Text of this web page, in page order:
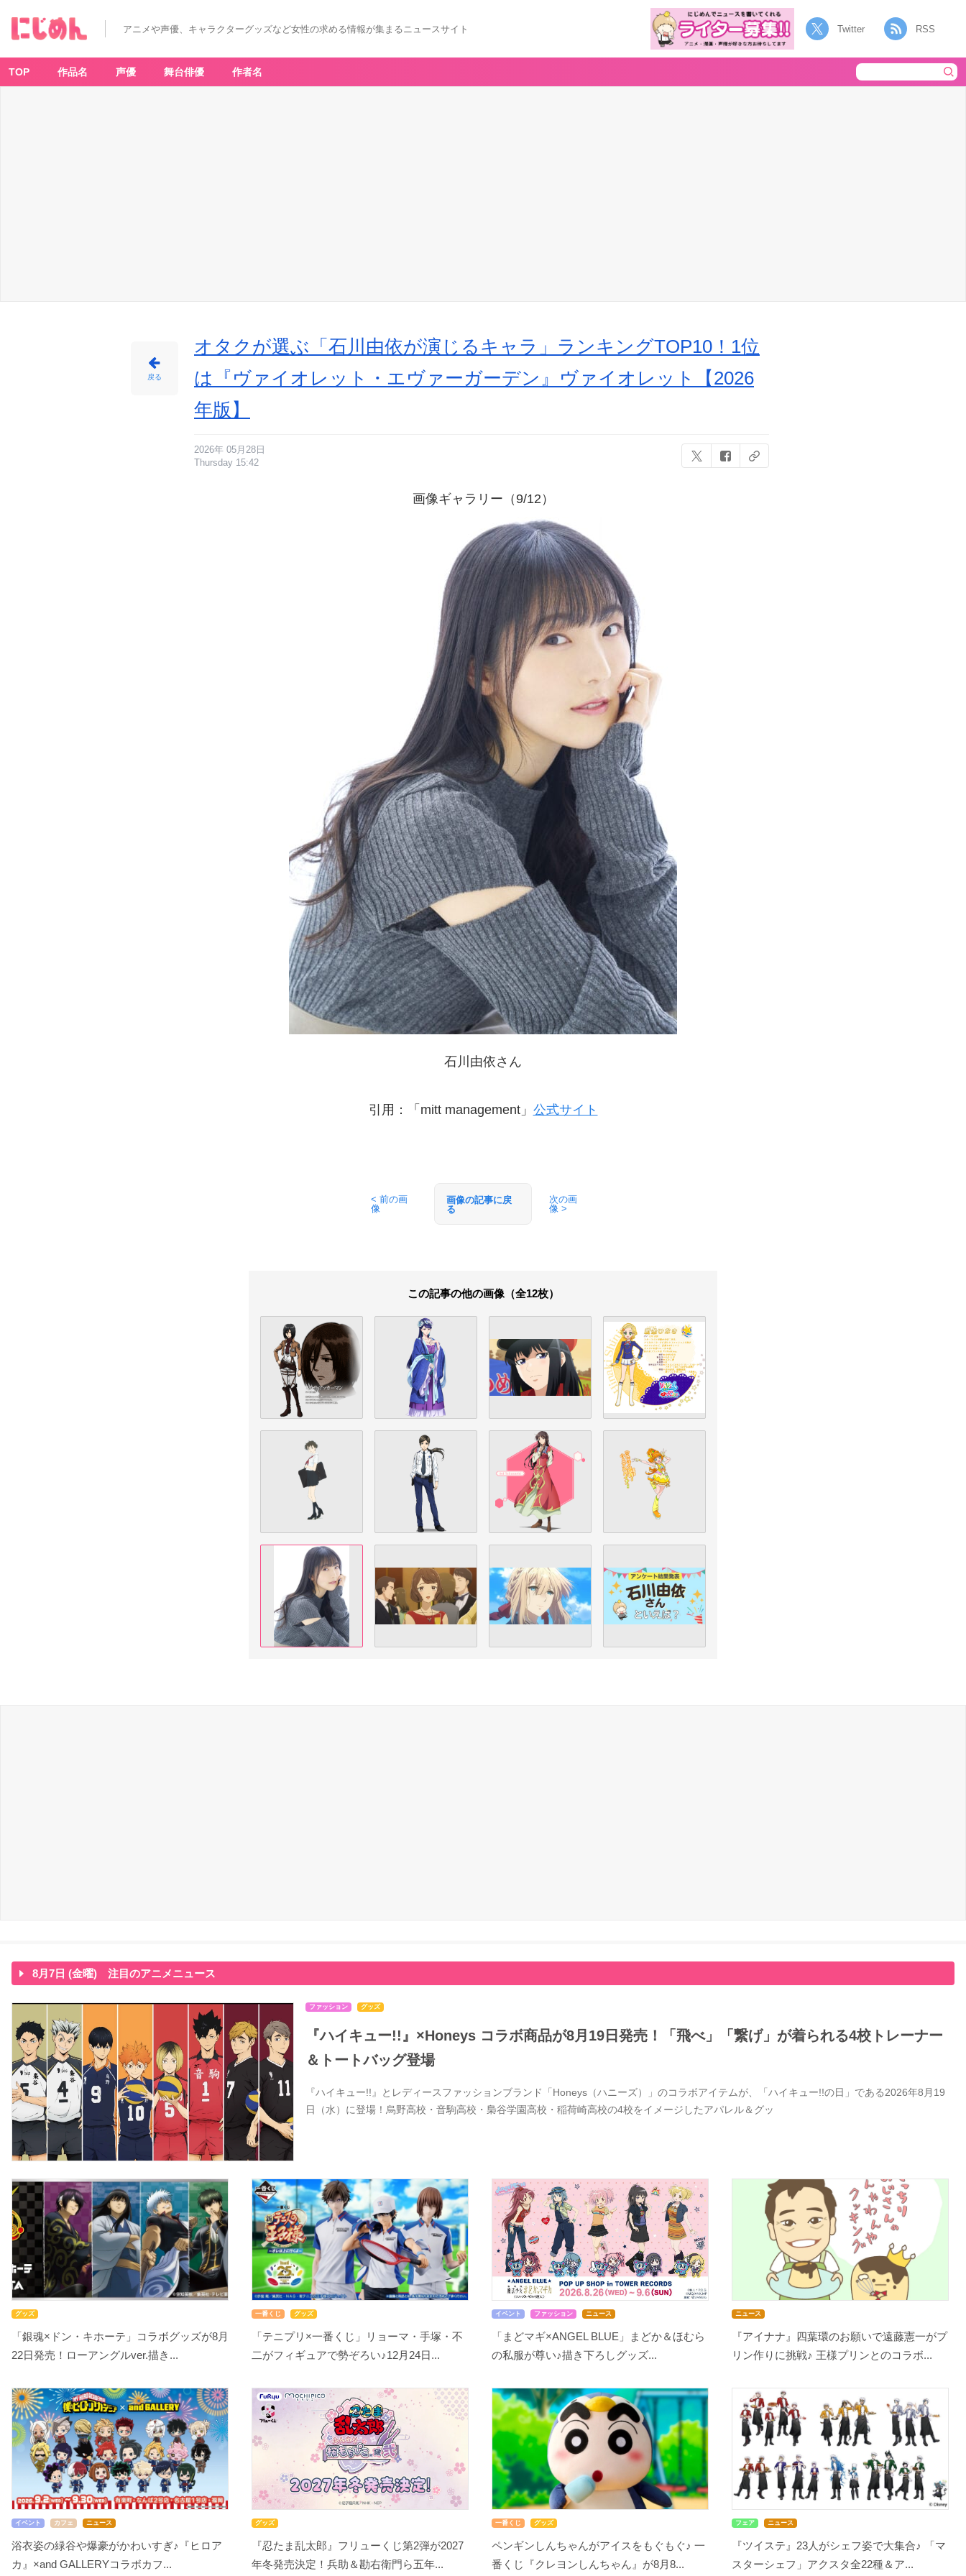
-
ニ
メ
情
アニメや声優、キャラクターグッズなど女性の求める情報が集まるニュースサイト Twitter RSS
TOP 作品名 声優 舞台俳優 作者名
戻る
オタクが選ぶ「石川由依が演じるキャラ」ランキングTOP10！1位
は『ヴァイオレット・エヴァーガーデン』ヴァイオレット【2026
年版】
2026年 05月28日
Thursday 15:42
画像ギャラリー（9/12）
石川由依さん
引用：「mitt management」 公式サイト
< 前の画
像
画像の記事に戻
る
次の画
像 >
この記事の他の画像（全12枚）
8月7日 (金曜) 注目のアニメニュース
ファッション グッズ
『ハイキュー!!』×Honeys コラボ商品が8月19日発売！「飛べ」「繋げ」が着られる4校トレーナー
＆トートバッグ登場
『ハイキュー!!』とレディースファッションブランド「Honeys（ハニーズ）」のコラボアイテムが、「ハイキュー!!の日」である2026年8月19
日（水）に登場！烏野高校・音駒高校・梟谷学園高校・稲荷崎高校の4校をイメージしたアパレル＆グッ
グッズ
「銀魂×ドン・キホーテ」コラボグッズが8月
22日発売！ローアングルver.描き...
一番くじ グッズ
「テニプリ×一番くじ」リョーマ・手塚・不
二がフィギュアで勢ぞろい♪12月24日...
イベント ファッション ニュース
「まどマギ×ANGEL BLUE」まどか＆ほむら
の私服が尊い♪描き下ろしグッズ...
ニュース
『アイナナ』四葉環のお願いで遠藤憲一がプ
リン作りに挑戦♪ 王様プリンとのコラボ...
イベント カフェ ニュース
浴衣姿の緑谷や爆豪がかわいすぎ♪『ヒロア
カ』×and GALLERYコラボカフ...
グッズ
『忍たま乱太郎』フリューくじ第2弾が2027
年冬発売決定！兵助＆勘右衛門ら五年...
一番くじ グッズ
ペンギンしんちゃんがアイスをもぐもぐ♪ 一
番くじ『クレヨンしんちゃん』が8月8...
フェア ニュース
『ツイステ』23人がシェフ姿で大集合♪ 「マ
スターシェフ」アクスタ全22種＆ア...